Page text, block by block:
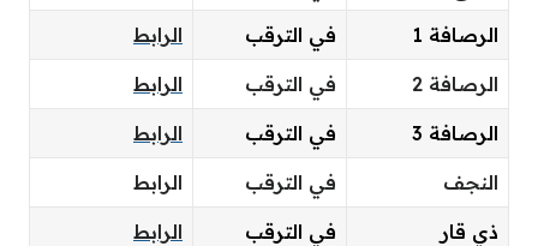
الرصافة 1 في الترقب الرابط
الرصافة 2 في الترقب الرابط
الرصافة 3 في الترقب الرابط
النجف في الترقب الرابط
ذي قار في الترقب الرابط